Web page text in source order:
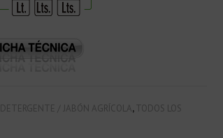
DETERGENTE / JABÓN AGRÍCOLA,TODOS LOS